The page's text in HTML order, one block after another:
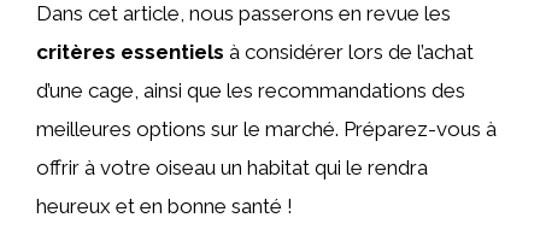
Dans cet article, nous passerons en revue les
critères essentiels à considérer lors de l’achat
d’une cage, ainsi que les recommandations des
meilleures options sur le marché. Préparez-vous à
offrir à votre oiseau un habitat qui le rendra
heureux et en bonne santé !